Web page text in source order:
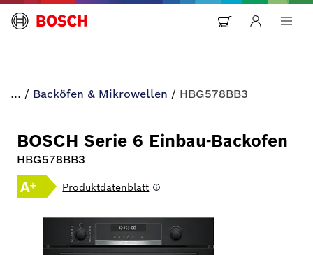
... / Backöfen & Mikrowellen / HBG578BB3
BOSCH Serie 6 Einbau-Backofen
HBG578BB3
Produktdatenblatt